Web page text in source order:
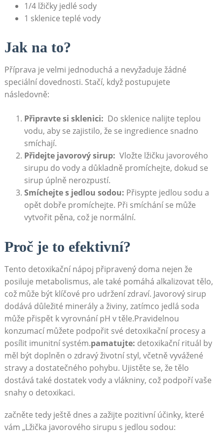
1/4 lžičky jedlé sody
1 ⁤sklenice ​teplé ⁣vody
Jak na to?
Příprava ⁣je velmi ‌jednoduchá a nevyžaduje žádné
speciální dovednosti. Stačí, když ​postupujete
následovně:
Připravte ⁤si sklenici: ‍ Do sklenice nalijte teplou⁢
vodu, aby se ​zajistilo, že se ingredience⁢ snadno
‌smíchají.
Přidejte javorový sirup: ​ Vložte⁢ lžičku ⁤javorového
sirupu do vody a důkladně‌ promíchejte, dokud se
sirup úplně nerozpustí.
Smíchejte s ​jedlou sodou: Přisypte jedlou sodu a
opět⁣ dobře promíchejte. Při smíchání se může
vytvořit ​pěna, což je ⁣normální.
Proč⁢ je to efektivní?
Tento detoxikační nápoj připravený doma nejen že
posiluje metabolismus, ale ‌také pomáhá ‍alkalizovat tělo,
což může být klíčové pro udržení ‌zdraví. Javorový⁣ sirup
dodává důležité minerály ⁢a živiny, zatímco jedlá soda
může přispět ​k ‌vyrovnání ⁤pH v těle.Pravidelnou⁤
konzumací můžete podpořit své detoxikační procesy a
posílit imunitní ⁤systém.pamatujte: detoxikační‌ rituál by
měl být doplněn o⁢ zdravý životní styl, ⁤včetně vyvážené⁤
stravy a ⁣dostatečného‌ pohybu. Ujistěte se, že ‌tělo
dostává také dostatek vody a vlákniny, což podpoří vaše
snahy ‍o detoxikaci. ‍
začněte tedy ještě⁣ dnes a⁣ zažijte pozitivní účinky, které
vám „Lžička‍ javorového sirupu s jedlou⁢ sodou:​